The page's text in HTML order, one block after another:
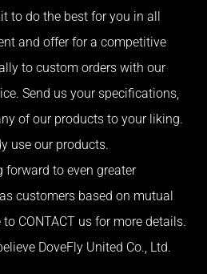
to do the best for you in all
and offer for a competitive
to custom orders with our
Send us your specifications,
of our products to your liking.
use our products.
forward to even greater
customers based on mutual
CONTACT us for more details.
DoveFly United Co., Ltd.